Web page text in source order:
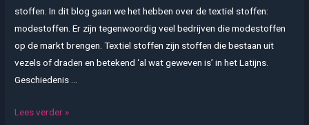
stoffen. In dit blog gaan we het hebben over de textiel stoffen:
modestoffen. Er zijn tegenwoordig veel bedrijven die modestoffen
op de markt brengen. Textiel stoffen zijn stoffen die bestaan uit
vezels of draden en betekend ‘al wat geweven is’ in het Latijns.
Geschiedenis …
Online
Lees verder »